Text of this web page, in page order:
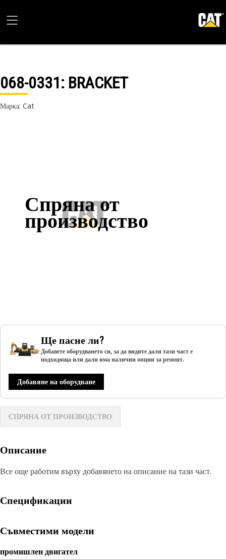
068-0331: BRACKET
Марка: Cat
Спряна от
производство
Ще пасне ли?
Добавете оборудването си, за да видите дали тази част е
подходяща или дали има налични опции за ремонт.
Добавяне на оборудване
СПРЯНА ОТ ПРОИЗВОДСТВО
Описание
Все още работим върху добавянето на описание на тази част.
Спецификации
Съвместими модели
промишлен двигател